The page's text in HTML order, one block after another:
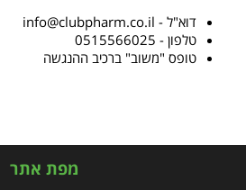
דוא"ל - info@clubpharm.co.il
טלפון - 0515566025
טופס "משוב" ברכיב ההנגשה
מפת אתר